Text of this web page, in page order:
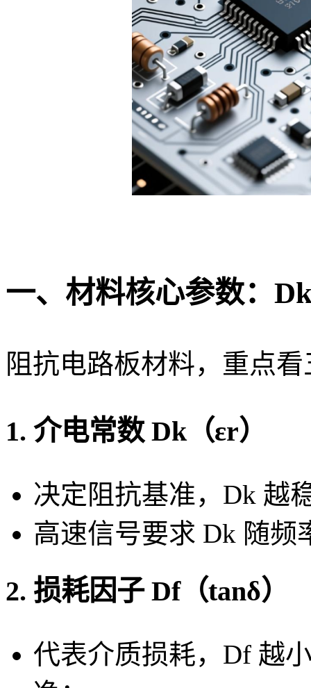
一、材料核心参数：
阻抗电路板材料，重点
1. 介电常数 Dk（εr）
决定阻抗基准，Dk 越
高速信号要求 Dk 随频
2. 损耗因子 Df（tanδ）
代表介质损耗，Df 越